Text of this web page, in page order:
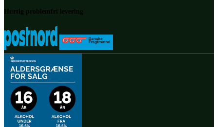
Hurtig problemfri levering